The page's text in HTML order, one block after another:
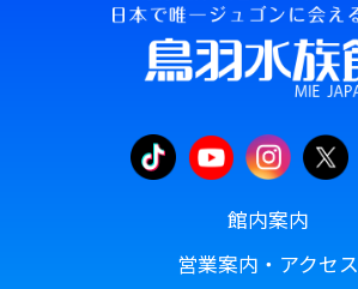
館内案内
営業案内・アクセス